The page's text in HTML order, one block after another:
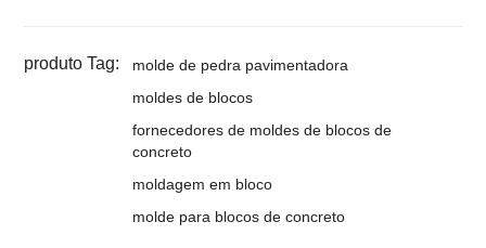
produto Tag:
molde de pedra pavimentadora
moldes de blocos
fornecedores de moldes de blocos de
concreto
moldagem em bloco
molde para blocos de concreto